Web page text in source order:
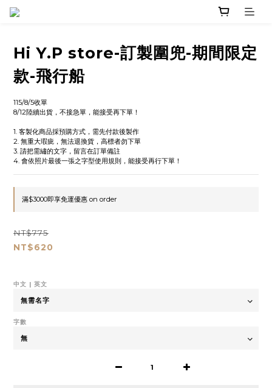
Hi Y.P store-訂製圍兜-期間限定
款-飛行船
115/8/5收單
8/12陸續出貨，不接急單，能接受再下單！
1. 客製化商品採預購方式，需先付款後製作
2. 無重大瑕疵，無法退換貨，高標者勿下單
3. 請把需繡的文字，留言在訂單備註
4. 會依照片最後一張之字型使用規則，能接受再行下單！
滿$3000即享免運優惠 on order
NT$775
NT$620
中文 | 英文
字數